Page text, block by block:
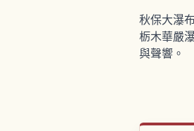
秋保大瀑
栃木華嚴
與聲響。